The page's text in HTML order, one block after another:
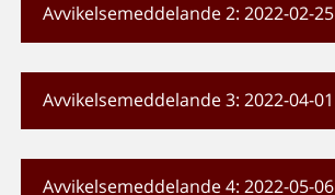
Avvikelsemeddelande 2: 2022-02-25
Avvikelsemeddelande 3: 2022-04-01
Avvikelsemeddelande 4: 2022-05-06